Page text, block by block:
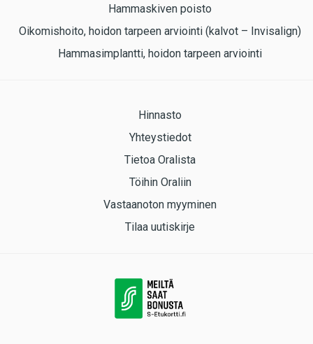
Hammaskiven poisto
Oikomishoito, hoidon tarpeen arviointi (kalvot – Invisalign)
Hammasimplantti, hoidon tarpeen arviointi
Hinnasto
Yhteystiedot
Tietoa Oralista
Töihin Oraliin
Vastaanoton myyminen
Tilaa uutiskirje